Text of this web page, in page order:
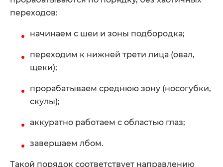
переходов:
начинаем с шеи и зоны подбородка;
переходим к нижней трети лица (овал,
щеки);
прорабатываем среднюю зону (носогубки,
скулы);
аккуратно работаем с областью глаз;
завершаем лбом.
Такой порядок соответствует направлению